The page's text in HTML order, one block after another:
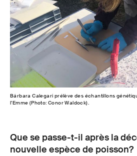
Bárbara Calegari prélève des échantillons
l’Emme (Photo: Conor Waldock).
Que se passe-t-il après la
nouvelle espèce de poisson?